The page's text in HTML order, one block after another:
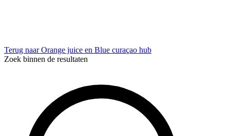
Terug naar Orange juice en Blue curaçao hub
Zoek binnen de resultaten